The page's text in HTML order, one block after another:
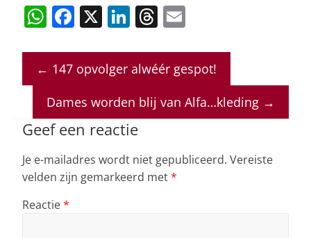
W
at
s
A
p
p
F
c
e
b
o
o
k
X Li
k
e
dI
n
T
re
a
d
s
ai
l
← 147 opvolger alwéér gespot!
Dames worden blij van Alfa…kleding →
Geef een reactie
Je e-mailadres wordt niet gepubliceerd. Vereiste
velden zijn gemarkeerd met*
Reactie*